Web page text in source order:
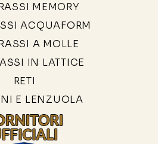
MEMORY
ACQUAFORM
A MOLLE
IN LATTICE
RETI
E LENZUOLA